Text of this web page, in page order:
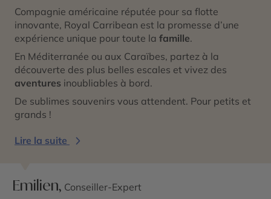
Compagnie américaine réputée pour sa flotte
innovante, Royal Carribean est la promesse d’une
expérience unique pour toute la famille.
En Méditerranée ou aux Caraïbes, partez à la
découverte des plus belles escales et vivez des
aventures inoubliables à bord.
De sublimes souvenirs vous attendent. Pour petits et
grands !
Lire la suite
Emilien, Conseiller-Expert